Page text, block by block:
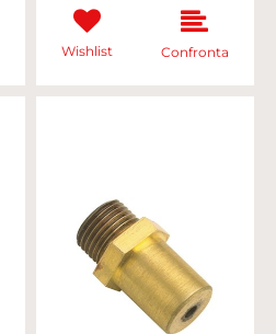
Wishlist Confronta